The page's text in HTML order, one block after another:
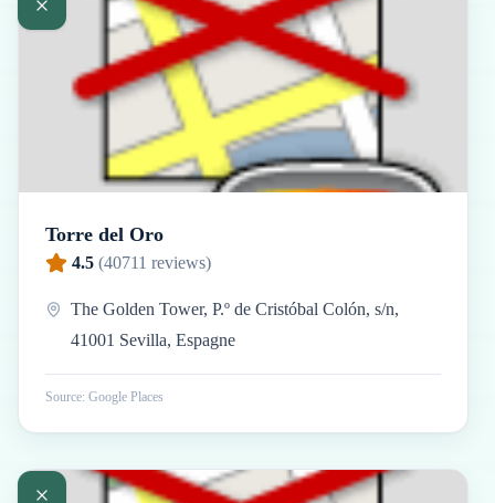
Torre del Oro
4.5 (40711 reviews)
The Golden Tower, P.º de Cristóbal Colón, s/n,
41001 Sevilla, Espagne
Source: Google Places